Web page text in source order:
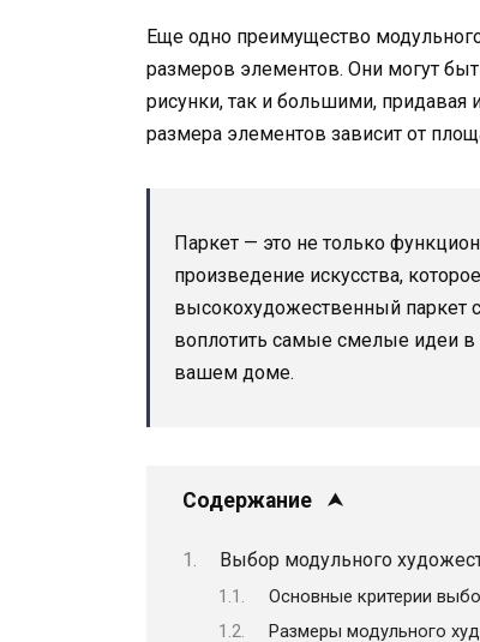
Еще одно преимущество
размеров элементов. Они могут
рисунки, так и большими, придавая
размера элементов зависит от
Паркет — это не только
произведение искусства,
высокохудожественный паркет
воплотить самые смелые идеи в
вашем доме.
Содержание
Выбор модульного
Основные критерии
Размеры модульного